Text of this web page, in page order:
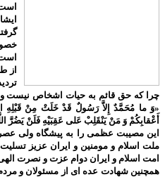
از
چرا که حق قائم به حیات اشخاص نیست و
«وَ ما مُحَمَّدٌ إِلاَّ رَسُولٌ قَدْ خَلَتْ مِنْ قَبْلِهِ
أَعْقابِكُمْ وَ مَنْ يَنْقَلِبْ عَلى‌ عَقِبَيْهِ فَلَنْ يَضُرَّ
این مصیبت عظمی را به پیشگاه ولی
ملت اسلام و مومنین و ایران عزیز
امت اسلام و ایران دوام عزت و نصرت
همچنین شهادت عده ای از مسئولان و